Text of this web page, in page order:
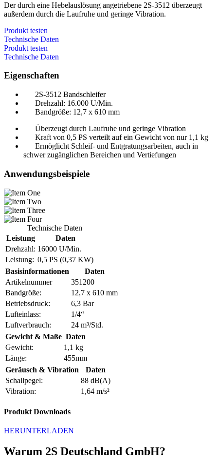
Der durch eine Hebelauslösung angetriebene 2S-3512 überzeugt
außerdem durch die Laufruhe und geringe Vibration.
Produkt testen
Technische Daten
Produkt testen
Technische Daten
Eigenschaften
2S-3512 Bandschleifer
Drehzahl: 16.000 U/Min.
Bandgröße: 12,7 x 610 mm
Überzeugt durch Laufruhe und geringe Vibration
Kraft von 0,5 PS verteilt auf ein Gewicht von nur 1,1 kg
Ermöglicht Schleif- und Entgratungsarbeiten, auch in
schwer zugänglichen Bereichen und Vertiefungen
Anwendungsbeispiele
Technische Daten
Leistung
Daten
Drehzahl: 16000 U/Min.
Leistung: 0,5 PS (0,37 KW)
Basisinformationen
Daten
Artikelnummer
351200
Bandgröße:
12,7 x 610 mm
Betriebsdruck:
6,3 Bar
Lufteinlass:
1/4“
Luftverbrauch:
24 m³/Std.
Gewicht & Maße Daten
Gewicht:
1,1 kg
Länge:
455mm
Geräusch & Vibration
Daten
Schallpegel:
88 dB(A)
Vibration:
1,64 m/s²
Produkt Downloads
HERUNTERLADEN
Warum 2S Deutschland GmbH?